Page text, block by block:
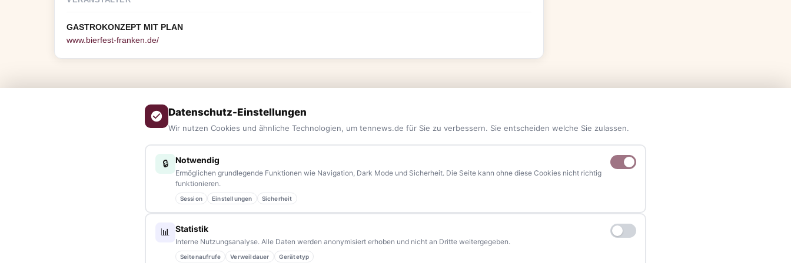
GASTROKONZEPT MIT PLAN
www.bierfest-franken.de/
Das Nachrichtenportal für die Region 10 und Bayern.Aktuelle News, Hintergründe, Service und Freizeittipps
aus allen Regionen, Städten und Landkreisen.Von Politik bis Blaulicht, von Kultur bis Sport, von Alltagstipps bis
– immer aktuell, immer aus Ihrer Nähe.
Home
Datenschutz-Einstellungen
Wir nutzen Cookies und ähnliche Technologien, um tennews.de für Sie zu verbessern. Sie entscheiden welche Sie zulassen.
🔒 Notwendig
Ermöglichen grundlegende Funktionen wie Navigation, Dark Mode und Sicherheit. Die Seite kann ohne diese Cookies nicht richtig
funktionieren.
Session Einstellungen Sicherheit
📊 Statistik
Interne Nutzungsanalyse. Alle Daten werden anonymisiert erhoben und nicht an Dritte weitergegeben.
Seitenaufrufe Verweildauer Gerätetyp